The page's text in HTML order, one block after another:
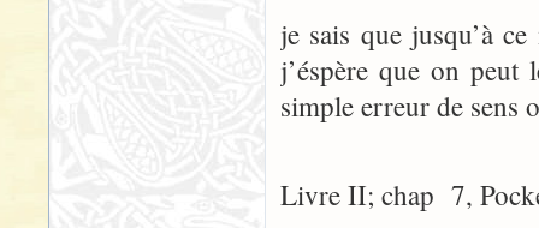
je sais que jusqu’à
j’éspère que on
simple erreur de sens
Livre II; chap 7,